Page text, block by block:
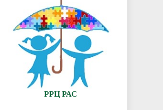
РРЦ РАС